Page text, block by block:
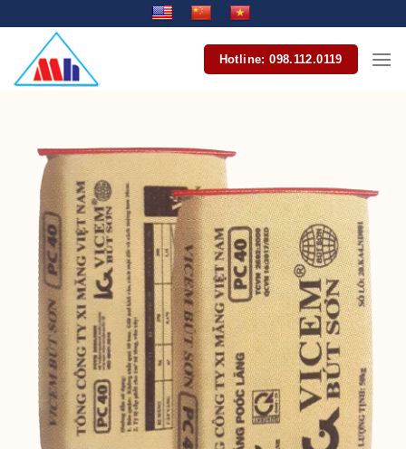
dung
Hotline: 098.112.0119